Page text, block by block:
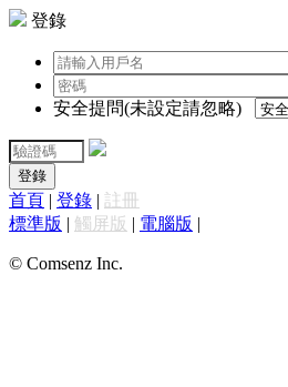
登錄
安全提問(未設定請忽略)
登錄
首頁 | 登錄 | 註冊
標準版 | 觸屏版 | 電腦版 |
© Comsenz Inc.